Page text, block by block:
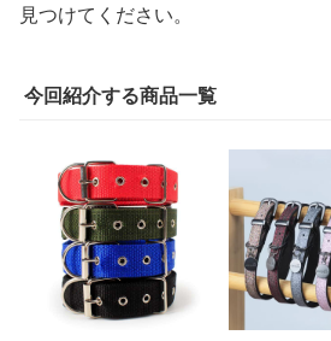
見つけてください。
今回紹介する商品一覧